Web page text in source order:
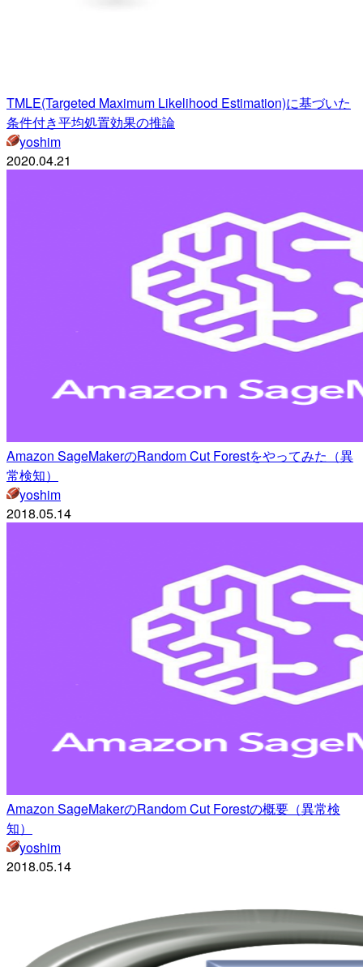
TMLE(Targeted Maximum Likelihood Estimation)に基づいた
条件付き平均処置効果の推論
yoshim
2020.04.21
Amazon SageMakerのRandom Cut Forestをやってみた（異
常検知）
yoshim
2018.05.14
Amazon SageMakerのRandom Cut Forestの概要（異常検
知）
yoshim
2018.05.14